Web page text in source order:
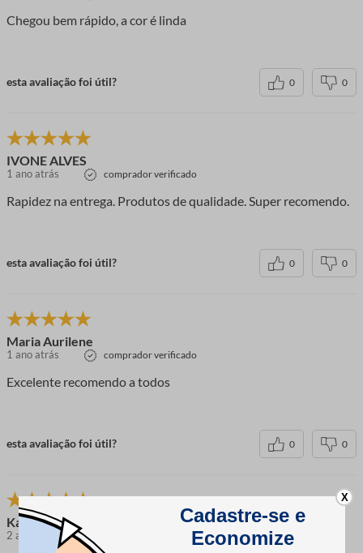
Chegou bem rápido, a cor é linda
esta avaliação foi útil? 0 0
IVONE ALVES
1 ano atrás comprador verificado
Rapidez na entrega. Produtos de qualidade. Super recomendo.
esta avaliação foi útil? 0 0
Maria Aurilene
1 ano atrás comprador verificado
Excelente recomendo a todos
esta avaliação foi útil? 0 0
Katia
2 anos atrás comprador verificado
X